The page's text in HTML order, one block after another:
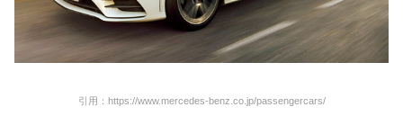
引用：https://www.mercedes-benz.co.jp/passengercars/